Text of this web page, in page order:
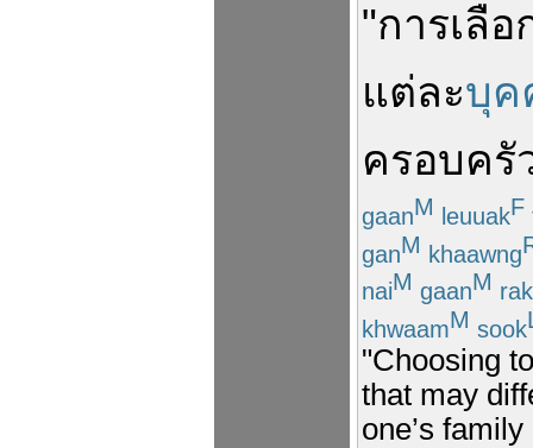
"การเลือ
แต่ละบุค
ครอบครั
gaanM leuuakF
ganM khaawng
naiM gaanM rak
khwaamM sook
"Choosing
that may
one’s